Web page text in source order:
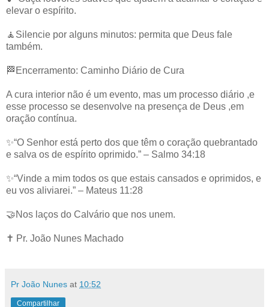
elevar o espírito.
🧘Silencie por alguns minutos: permita que Deus fale
também.
🏁Encerramento: Caminho Diário de Cura
A cura interior não é um evento, mas um processo diário ,e
esse processo se desenvolve na presença de Deus ,em
oração contínua.
✨“O Senhor está perto dos que têm o coração quebrantado
e salva os de espírito oprimido.” – Salmo 34:18
✨“Vinde a mim todos os que estais cansados e oprimidos, e
eu vos aliviarei.” – Mateus 11:28
🤝Nos laços do Calvário que nos unem.
✝️ Pr. João Nunes Machado
Pr João Nunes at 10:52
Compartilhar